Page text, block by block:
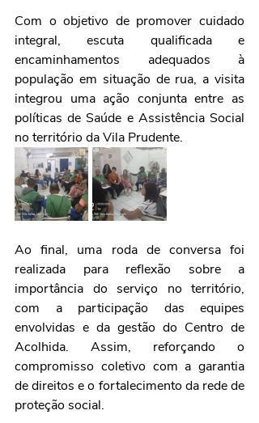
Com o objetivo de promover cuidado
integral, escuta qualificada e
encaminhamentos adequados à
população em situação de rua, a visita
integrou uma ação conjunta entre as
políticas de Saúde e Assistência Social
no território da Vila Prudente.
Ao final, uma roda de conversa foi
realizada para reflexão sobre a
importância do serviço no território,
com a participação das equipes
envolvidas e da gestão do Centro de
Acolhida. Assim, reforçando o
compromisso coletivo com a garantia
de direitos e o fortalecimento da rede de
proteção social.